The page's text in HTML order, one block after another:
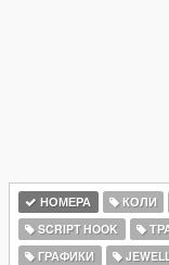
НОМЕРА КОЛИ
SCRIPT HOOK
ГРАФИКИ